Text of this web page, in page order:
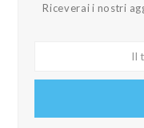
Riceverai i nostri